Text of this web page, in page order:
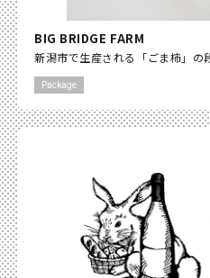
BIG BRIDGE FARM
新潟市で生産される「ごま柿」の
Package